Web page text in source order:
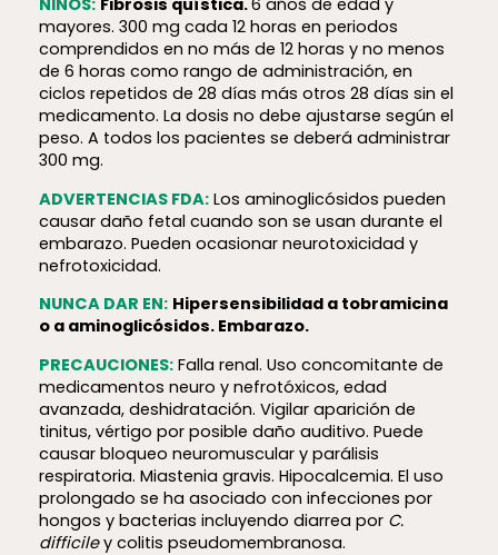
NIÑOS: Fibrosis quística.6 años de edad y
mayores. 300 mg cada 12 horas en periodos
comprendidos en no más de 12 horas y no menos
de 6 horas como rango de administración, en
ciclos repetidos de 28 días más otros 28 días sin el
medicamento. La dosis no debe ajustarse según el
peso. A todos los pacientes se deberá administrar
300 mg.
ADVERTENCIAS FDA:Los aminoglicósidos pueden
causar daño fetal cuando son se usan durante el
embarazo. Pueden ocasionar neurotoxicidad y
nefrotoxicidad.
NUNCA DAR EN: Hiper­sen­si­bi­lidad a tobramicina
o a aminoglicósidos. Embarazo.
PRECAUCIONES:Falla renal. Uso concomitante de
medicamentos neuro y nefrotóxicos, edad
avanzada, deshidratación. Vigilar aparición de
tinitus, vértigo por posible daño auditivo. Puede
causar bloqueo neuromuscular y parálisis
respiratoria. Miastenia gravis. Hipocalcemia. El uso
prolongado se ha asociado con infecciones por
hongos y bacterias incluyendo diarrea por C.
difficiley colitis pseudomembranosa.